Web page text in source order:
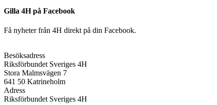
Gilla 4H på Facebook
Få nyheter från 4H direkt på din Facebook.
Besöksadress
Riksförbundet Sveriges 4H
Stora Malmsvägen 7
641 50 Katrineholm
Adress
Riksförbundet Sveriges 4H